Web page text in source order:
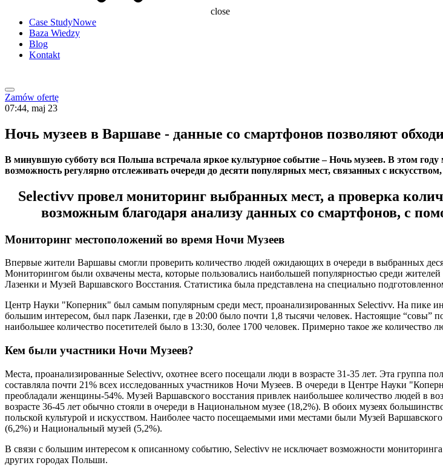
close
Case StudyNowe
Baza Wiedzy
Blog
Kontakt
Zamów ofertę
07:44, maj 23
Ночь музеев в Варшаве - данные со смартфонов позволяют
В минувшую субботу вся Польша встречала яркое культурное событие – Ночь музеев. В этом
возможность регулярно отслеживать очереди до десяти популярных мест, связанных с
Selectivv провел мониторинг выбранных мест, а проверка
возможным благодаря анализу данных со смартфонов, с
Мониторинг местоположений во время Ночи Музеев
Впервые жители Варшавы смогли проверить количество людей ожидающих в очереди в выбранных
Мониторингом были охвачены места, которые пользовались наибольшей популярностью среди
Лазенки и Музей Варшавского Восстания. Статистика была представлена на специально
Центр Науки "Коперник" был самым популярным среди мест, проанализированных Selectivv. На пике
большим интересом, был парк Лазенки, где в 20:00 было почти 1,8 тысячи человек. Настоящие “совы”
наибольшее количество посетителей было в 13:30, более 1700 человек. Примерно такое же
Кем были участники Ночи Музеев?
Места, проанализированные Selectivv, охотнее всего посещали люди в возрасте 31-35 лет. Эта группа
составляла почти 21% всех исследованных участников Ночи Музеев. В очереди в Центре Науки
преобладали женщины-54%. Музей Варшавского восстания привлек наибольшее количество людей в
возрасте 36-45 лет обычно стояли в очереди в Национальном музее (18,2%). В обоих музеях
польской культурой и искусством. Наиболее часто посещаемыми ими местами были Музей
(6,2%) и Национальный музей (5,2%).
В связи с большим интересом к описанному событию, Selectivv не исключает возможности
других городах Польши.